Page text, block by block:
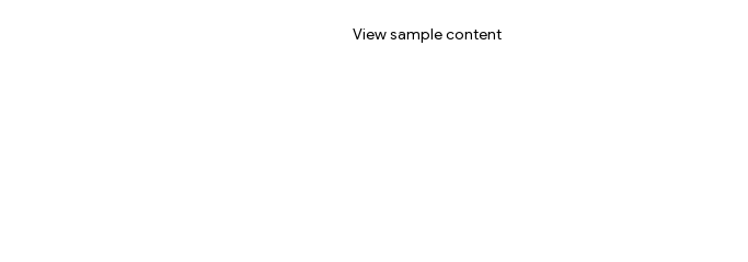
View sample content